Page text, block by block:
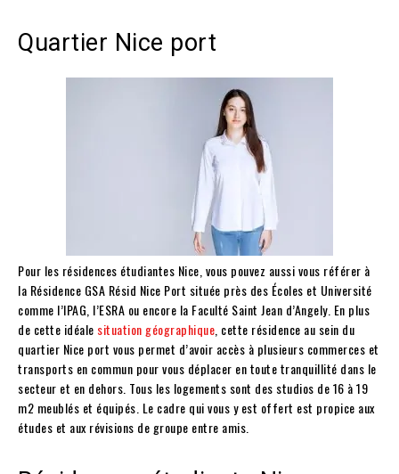
Quartier Nice port
Pour les résidences étudiantes Nice, vous pouvez aussi vous référer à
la Résidence GSA Résid Nice Port située près des Écoles et Université
comme l’IPAG, l’ESRA ou encore la Faculté Saint Jean d’Angely. En plus
de cette idéale situation géographique , cette résidence au sein du
quartier Nice port vous permet d’avoir accès à plusieurs commerces et
transports en commun pour vous déplacer en toute tranquillité dans le
secteur et en dehors. Tous les logements sont des studios de 16 à 19
m2 meublés et équipés. Le cadre qui vous y est offert est propice aux
études et aux révisions de groupe entre amis.